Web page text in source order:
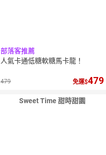
部落客推薦
人氣卡通低糖軟糖馬卡龍！
479 免運 479
Sweet Time 甜時甜園